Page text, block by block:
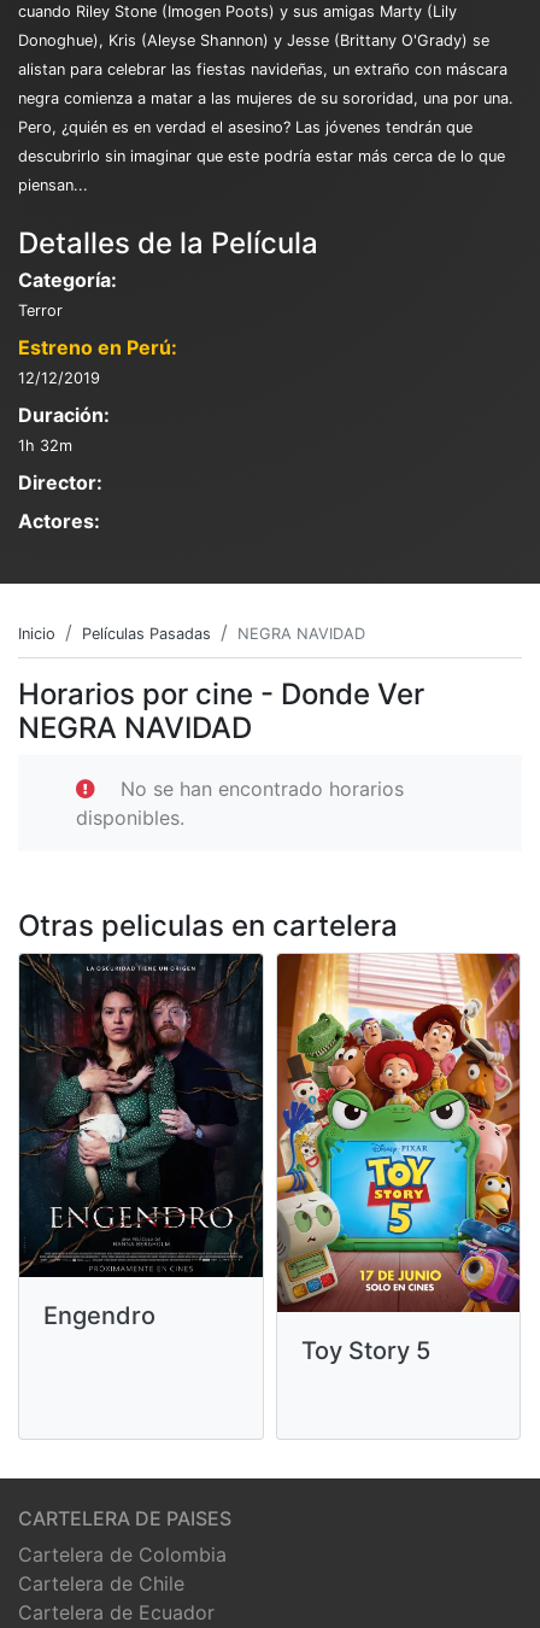
cuando Riley Stone (Imogen Poots) y sus amigas Marty (Lily
Donoghue), Kris (Aleyse Shannon) y Jesse (Brittany O'Grady) se
alistan para celebrar las fiestas navideñas, un extraño con máscara
negra comienza a matar a las mujeres de su sororidad, una por una.
Pero, ¿quién es en verdad el asesino? Las jóvenes tendrán que
descubrirlo sin imaginar que este podría estar más cerca de lo que
piensan...
Detalles de la Película
Categoría:
Terror
Estreno en Perú:
12/12/2019
Duración:
1h 32m
Director:
Actores:
Inicio Películas Pasadas NEGRA NAVIDAD
Horarios por cine - Donde Ver
NEGRA NAVIDAD
No se han encontrado horarios
disponibles.
Otras peliculas en cartelera
Engendro
Toy Story 5
CARTELERA DE PAISES
Cartelera de Colombia
Cartelera de Chile
Cartelera de Ecuador